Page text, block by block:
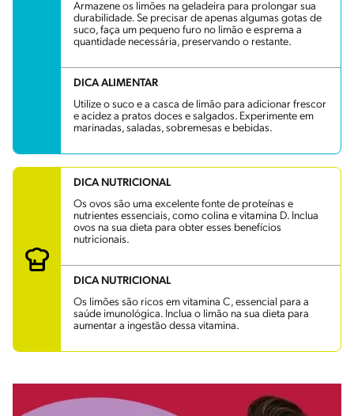
Armazene os limões na geladeira para prolongar sua
durabilidade. Se precisar de apenas algumas gotas de
suco, faça um pequeno furo no limão e esprema a
quantidade necessária, preservando o restante.
DICA ALIMENTAR
Utilize o suco e a casca de limão para adicionar frescor
e acidez a pratos doces e salgados. Experimente em
marinadas, saladas, sobremesas e bebidas.
DICA NUTRICIONAL
Os ovos são uma excelente fonte de proteínas e
nutrientes essenciais, como colina e vitamina D. Inclua
ovos na sua dieta para obter esses benefícios
nutricionais.
DICA NUTRICIONAL
Os limões são ricos em vitamina C, essencial para a
saúde imunológica. Inclua o limão na sua dieta para
aumentar a ingestão dessa vitamina.